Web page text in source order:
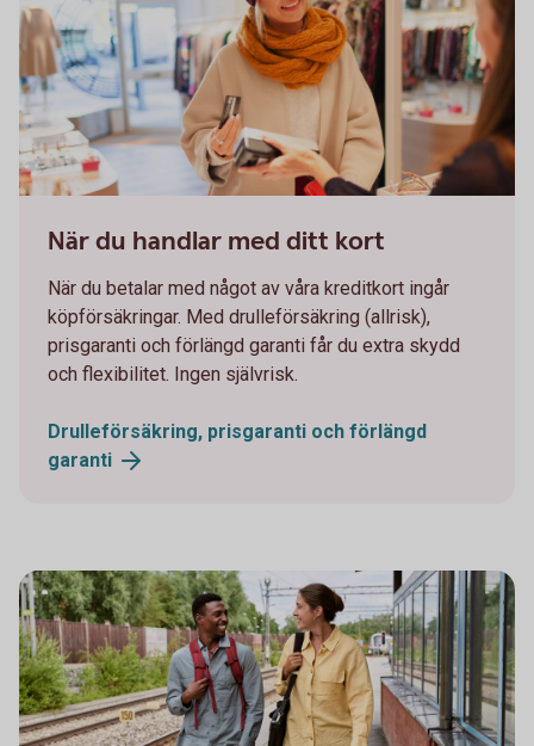
När du handlar med ditt kort
När du betalar med något av våra kreditkort ingår
köpförsäkringar. Med drulleförsäkring (allrisk),
prisgaranti och förlängd garanti får du extra skydd
och flexibilitet. Ingen självrisk.
Drulleförsäkring, prisgaranti och förlängd
garanti